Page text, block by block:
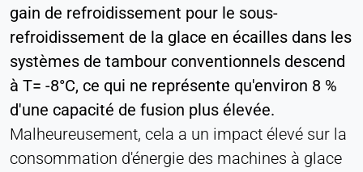
gain de refroidissement pour le sous-
refroidissement de la glace en écailles dans les
systèmes de tambour conventionnels descend
à T= -8°C, ce qui ne représente qu'environ 8 %
d'une capacité de fusion plus élevée.
Malheureusement, cela a un impact élevé sur la
consommation d'énergie des machines à glace
Purpose:
Contenu vidéo intégré
Cookie duration:
Session - 2 ans